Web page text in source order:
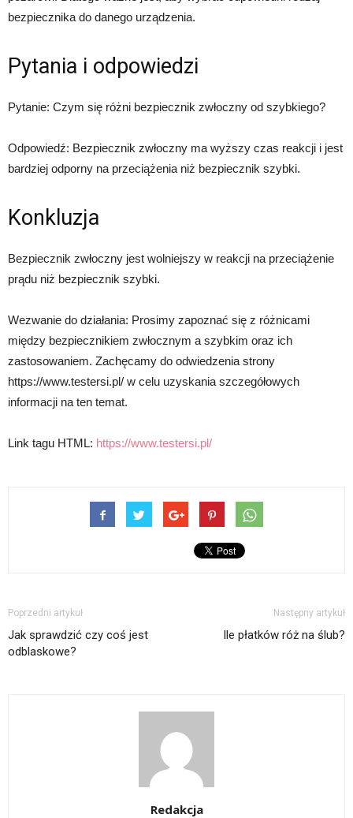
bezpiecznika do danego urządzenia.
Pytania i odpowiedzi
Pytanie: Czym się różni bezpiecznik zwłoczny od szybkiego?
Odpowiedź: Bezpiecznik zwłoczny ma wyższy czas reakcji i jest
bardziej odporny na przeciążenia niż bezpiecznik szybki.
Konkluzja
Bezpiecznik zwłoczny jest wolniejszy w reakcji na przeciążenie
prądu niż bezpiecznik szybki.
Wezwanie do działania: Prosimy zapoznać się z różnicami
między bezpiecznikiem zwłocznym a szybkim oraz ich
zastosowaniem. Zachęcamy do odwiedzenia strony
https://www.testersi.pl/ w celu uzyskania szczegółowych
informacji na ten temat.
Link tagu HTML: https://www.testersi.pl/
Poprzedni artykuł
Jak sprawdzić czy coś jest
odblaskowe?
Następny artykuł
Ile płatków róż na ślub?
Redakcja